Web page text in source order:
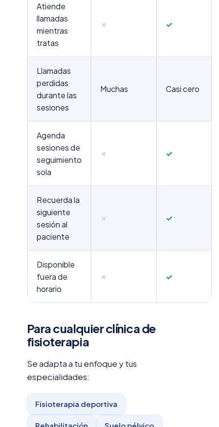
Atiende
llamadas
mientras
tratas
✗ ✓
Llamadas
perdidas
durante las
sesiones
Muchas Casi cero
Agenda
sesiones de
seguimiento
sola
✗ ✓
Recuerda la
siguiente
sesión al
paciente
✗ ✓
Disponible
fuera de
horario
✗ ✓
Para cualquier clínica de
fisioterapia
Se adapta a tu enfoque y tus
especialidades:
Fisioterapia deportiva